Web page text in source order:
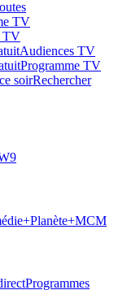
TV
TV
Audiences TV
Programme TV
soirRechercher
Planète+MCM
Programmes